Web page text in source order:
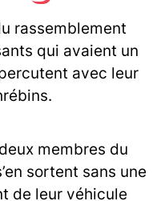
rassemblement
qui avaient un
avec leur
membres du
sortent sans une
de leur véhicule